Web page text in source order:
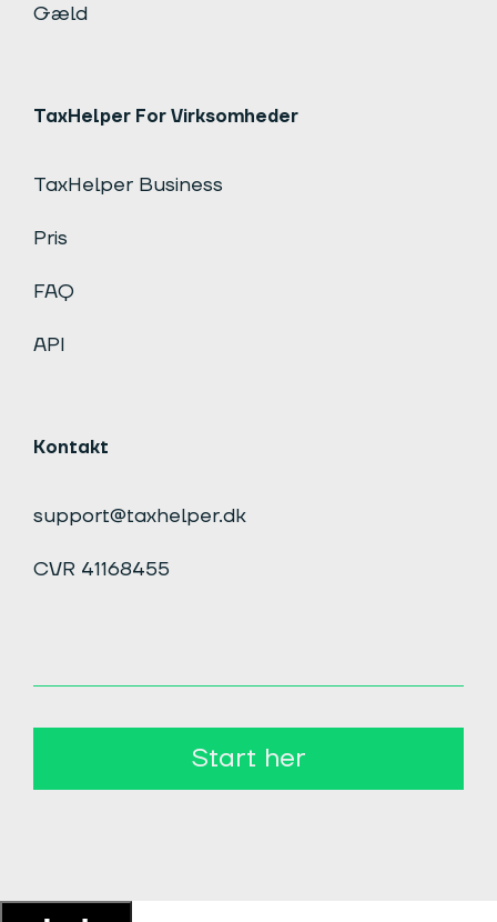
Gæld
TaxHelper For Virksomheder
TaxHelper Business
Pris
FAQ
API
Kontakt
support@taxhelper.dk
CVR 41168455
Start her